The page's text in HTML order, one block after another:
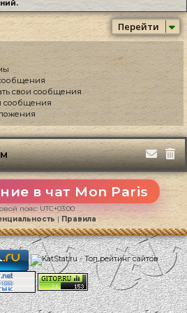
Перейти
свои сообщения
сообщения
в чат Mon Paris
пояс:UTC+03:00
|Правила